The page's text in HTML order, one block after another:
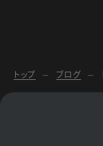
トップ ブログ